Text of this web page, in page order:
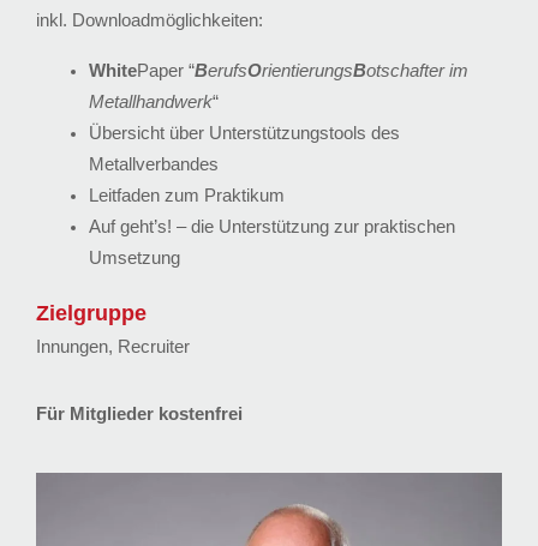
inkl. Downloadmöglichkeiten:
WhitePaper “BerufsOrientierungsBotschafter im
Metallhandwerk“
Übersicht über Unterstützungstools des
Metallverbandes
Leitfaden zum Praktikum
Auf geht’s! – die Unterstützung zur praktischen
Umsetzung
Zielgruppe
Innungen, Recruiter
Für Mitglieder kostenfrei